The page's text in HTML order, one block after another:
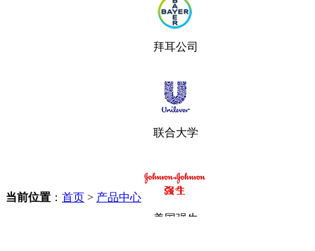
拜耳公司
联合大学
美国强生
当前位置 ： 首页 > 产品中心